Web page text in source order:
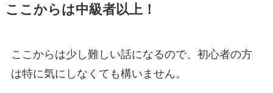
ここからは中級者以上！
ここからは少し難しい話になるので、初心者の方
は特に気にしなくても構いません。